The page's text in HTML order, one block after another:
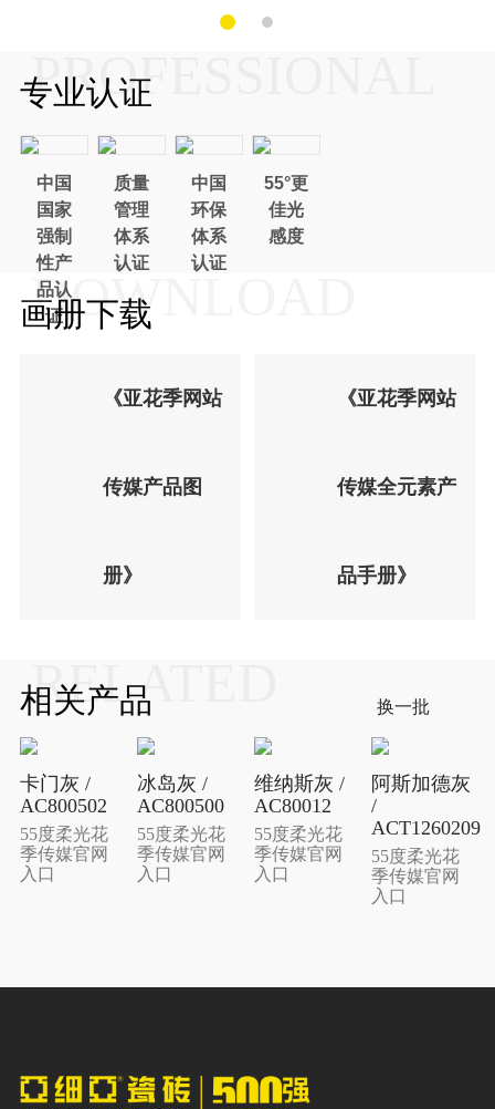
专业认证
PROFESSIONAL
中国
国家
强制
性产
品认
证
质量
管理
体系
认证
中国
环保
体系
认证
55°更
佳光
感度
画册下载
DOWNLOAD
《亚花季网站
传媒产品图
册》
《亚花季网站
传媒全元素产
品手册》
相关产品
RELATED 换一批
卡门灰 /
AC800502
55度柔光花
季传媒官网
入口
冰岛灰 /
AC800500
55度柔光花
季传媒官网
入口
维纳斯灰 /
AC80012
55度柔光花
季传媒官网
入口
阿斯加德灰
/
ACT1260209
55度柔光花
季传媒官网
入口